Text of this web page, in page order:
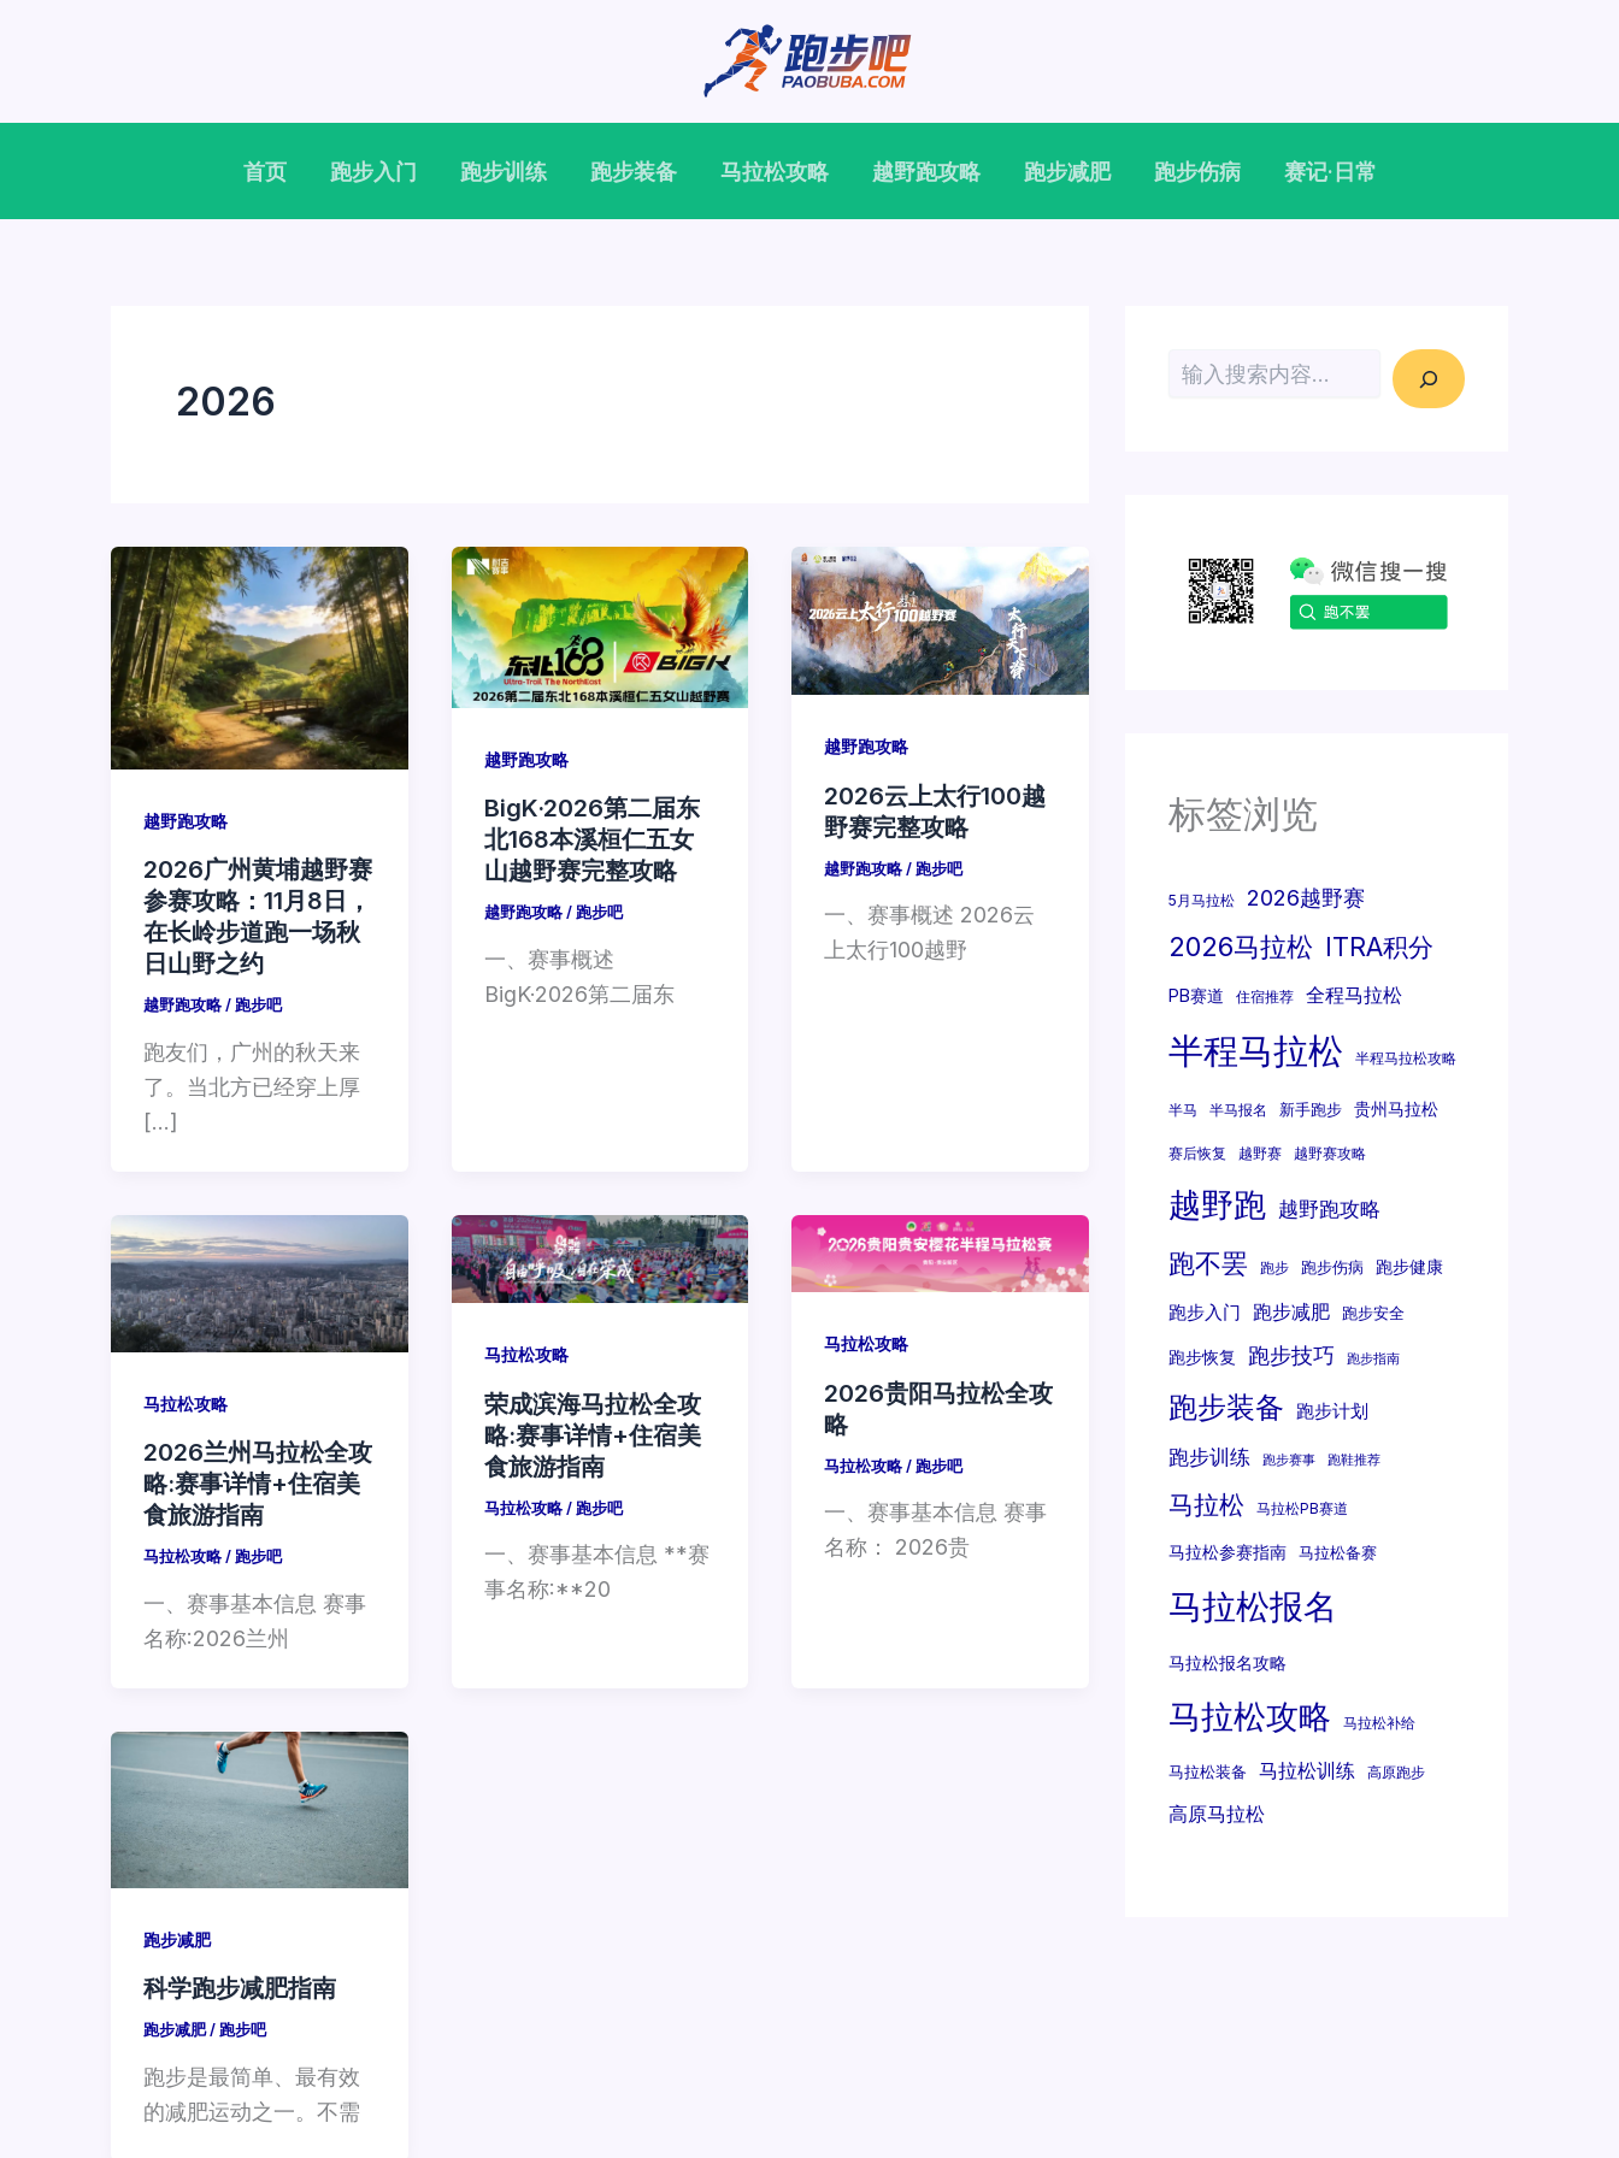
容
首页
跑步入门 跑步训练 跑步装备 马拉松攻略 越野跑攻略 跑步减肥 跑步伤病 赛记·日常
2026
越野跑攻略
2026广州黄埔越野赛
参赛攻略：11月8日，
在长岭步道跑一场秋
日山野之约
越野跑攻略/ 跑步吧
跑友们，广州的秋天来
了。当北方已经穿上厚
[…]
越野跑攻略
BigK·2026第二届东
北168本溪桓仁五女
山越野赛完整攻略
越野跑攻略/ 跑步吧
一、赛事概述
BigK·2026第二届东
越野跑攻略
2026云上太行100越
野赛完整攻略
越野跑攻略/ 跑步吧
一、赛事概述 2026云
上太行100越野
马拉松攻略
2026兰州马拉松全攻
略:赛事详情+住宿美
食旅游指南
马拉松攻略/ 跑步吧
一、赛事基本信息 赛事
名称:2026兰州
马拉松攻略
荣成滨海马拉松全攻
略:赛事详情+住宿美
食旅游指南
马拉松攻略/ 跑步吧
一、赛事基本信息 **赛
事名称:**20
马拉松攻略
2026贵阳马拉松全攻
略
马拉松攻略/ 跑步吧
一、赛事基本信息 赛事
名称： 2026贵
跑步减肥
科学跑步减肥指南
跑步减肥/ 跑步吧
跑步是最简单、最有效
的减肥运动之一。不需
搜索
标签浏览
5月马拉松 2026越野赛
2026马拉松 ITRA积分
PB赛道 住宿推荐 全程马拉松
半程马拉松 半程马拉松攻略
半马 半马报名 新手跑步 贵州马拉松
赛后恢复 越野赛 越野赛攻略
越野跑 越野跑攻略
跑不罢 跑步 跑步伤病 跑步健康
跑步入门 跑步减肥 跑步安全
跑步恢复 跑步技巧 跑步指南
跑步装备 跑步计划
跑步训练 跑步赛事 跑鞋推荐
马拉松 马拉松PB赛道
马拉松参赛指南 马拉松备赛
马拉松报名
马拉松报名攻略
马拉松攻略 马拉松补给
马拉松装备 马拉松训练 高原跑步
高原马拉松